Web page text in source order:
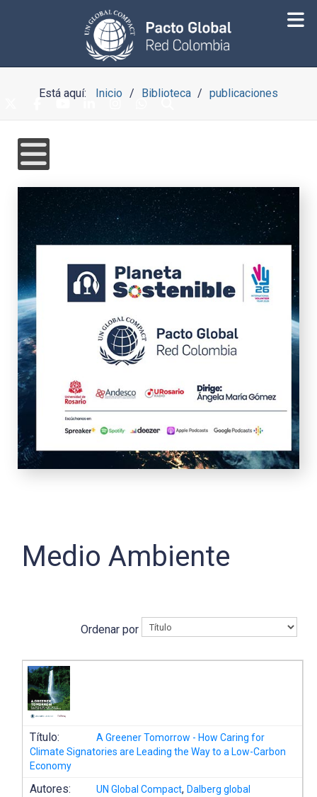
Está aquí: Inicio Biblioteca publicaciones
Medio Ambiente
Ordenar por
Título:
A Greener Tomorrow - How Caring for
Climate Signatories are Leading the Way to a Low-Carbon
Economy
Autores: UN Global Compact,Dalberg global